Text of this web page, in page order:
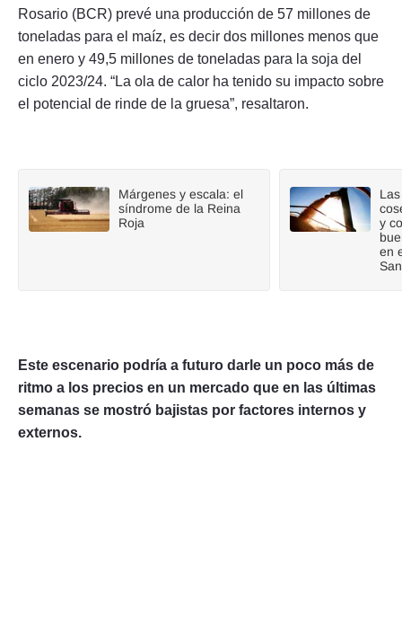
Rosario (BCR) prevé una producción de 57 millones de
toneladas para el maíz, es decir dos millones menos que
en enero y 49,5 millones de toneladas para la soja del
ciclo 2023/24. “La ola de calor ha tenido su impacto sobre
el potencial de rinde de la gruesa”, resaltaron.
Márgenes y escala: el
síndrome de la Reina
Roja
y
en
Este escenario podría a futuro darle un poco más de
ritmo a los precios en un mercado que en las últimas
semanas se mostró bajistas por factores internos y
externos.